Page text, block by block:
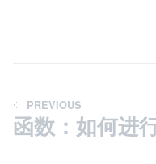
PREVIOUS
函数：如何进